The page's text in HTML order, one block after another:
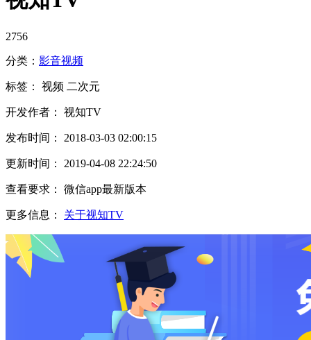
2756
分类： 影音视频
标签： 视频 二次元
开发作者： 视知TV
发布时间： 2018-03-03 02:00:15
更新时间： 2019-04-08 22:24:50
查看要求： 微信app最新版本
更多信息： 关于视知TV